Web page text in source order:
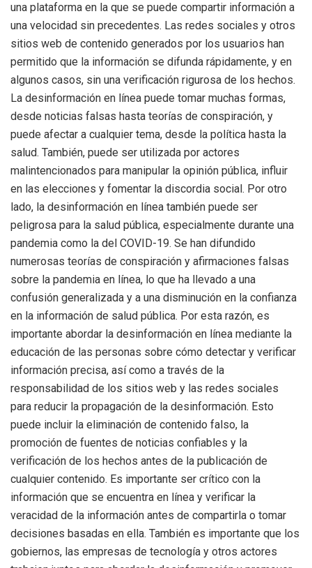
una plataforma en la que se puede compartir información a
una velocidad sin precedentes. Las redes sociales y otros
sitios web de contenido generados por los usuarios han
permitido que la información se difunda rápidamente, y en
algunos casos, sin una verificación rigurosa de los hechos.
La desinformación en línea puede tomar muchas formas,
desde noticias falsas hasta teorías de conspiración, y
puede afectar a cualquier tema, desde la política hasta la
salud. También, puede ser utilizada por actores
malintencionados para manipular la opinión pública, influir
en las elecciones y fomentar la discordia social. Por otro
lado, la desinformación en línea también puede ser
peligrosa para la salud pública, especialmente durante una
pandemia como la del COVID-19. Se han difundido
numerosas teorías de conspiración y afirmaciones falsas
sobre la pandemia en línea, lo que ha llevado a una
confusión generalizada y a una disminución en la confianza
en la información de salud pública. Por esta razón, es
importante abordar la desinformación en línea mediante la
educación de las personas sobre cómo detectar y verificar
información precisa, así como a través de la
responsabilidad de los sitios web y las redes sociales
para reducir la propagación de la desinformación. Esto
puede incluir la eliminación de contenido falso, la
promoción de fuentes de noticias confiables y la
verificación de los hechos antes de la publicación de
cualquier contenido. Es importante ser crítico con la
información que se encuentra en línea y verificar la
veracidad de la información antes de compartirla o tomar
decisiones basadas en ella. También es importante que los
gobiernos, las empresas de tecnología y otros actores